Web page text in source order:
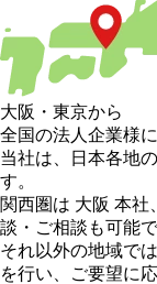
大阪 ・ 東京から
全国の法人企業様に
当社は、日本各地
す。
関西圏は 大阪 本社
談・ご相談も可能で
それ以外の地域で
を行い、
ご要望に